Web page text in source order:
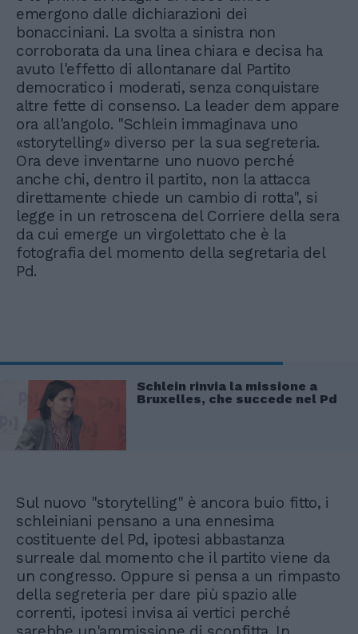
emergono dalle dichiarazioni dei
bonacciniani. La svolta a sinistra non
corroborata da una linea chiara e decisa ha
avuto l'effetto di allontanare dal Partito
democratico i moderati, senza conquistare
altre fette di consenso. La leader dem appare
ora all'angolo. "Schlein immaginava uno
«storytelling» diverso per la sua segreteria.
Ora deve inventarne uno nuovo perché
anche chi, dentro il partito, non la attacca
direttamente chiede un cambio di rotta", si
legge in un retroscena del Corriere della sera
da cui emerge un virgolettato che è la
fotografia del momento della segretaria del
Pd.
Schlein rinvia la missione a
Bruxelles, che succede nel Pd
Sul nuovo "storytelling" è ancora buio fitto, i
schleiniani pensano a una ennesima
costituente del Pd, ipotesi abbastanza
surreale dal momento che il partito viene da
un congresso. Oppure si pensa a un rimpasto
della segreteria per dare più spazio alle
correnti, ipotesi invisa ai vertici perché